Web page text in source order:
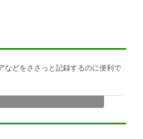
などをささっと記録するのに便利で